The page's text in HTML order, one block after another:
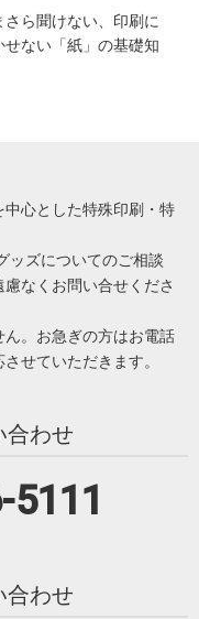
さら聞けない、印刷に
せない「紙」の基礎知
心とした特殊印刷・特
ッズについてのご相談
なくお問い合せくださ
。お急ぎの方はお電話
せていただきます。
合わせ
5111
合わせ